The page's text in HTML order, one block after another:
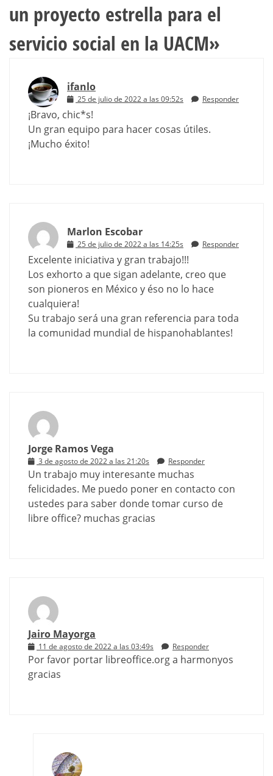
un proyecto estrella para el
servicio social en la UACM»
ifanlo
25 de julio de 2022 a las 09:52s Responder
¡Bravo, chic*s!
Un gran equipo para hacer cosas útiles.
¡Mucho éxito!
Marlon Escobar
25 de julio de 2022 a las 14:25s Responder
Excelente iniciativa y gran trabajo!!!
Los exhorto a que sigan adelante, creo que
son pioneros en México y éso no lo hace
cualquiera!
Su trabajo será una gran referencia para toda
la comunidad mundial de hispanohablantes!
Jorge Ramos Vega
3 de agosto de 2022 a las 21:20s Responder
Un trabajo muy interesante muchas
felicidades. Me puedo poner en contacto con
ustedes para saber donde tomar curso de
libre office? muchas gracias
Jairo Mayorga
11 de agosto de 2022 a las 03:49s Responder
Por favor portar libreoffice.org a harmonyos
gracias